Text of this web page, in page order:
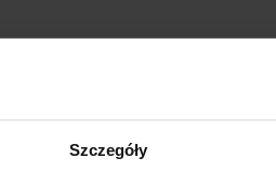
Szczegóły
stają się coraz bardziej
dzięki możliwości rozłupania